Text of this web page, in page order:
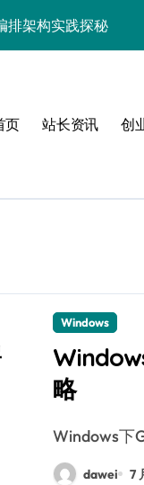
排架构实践探秘
器高效运维新生态
驱动
动服务器性能跃升
页 站长资讯 创
Windows
略
Windows
dawei 7